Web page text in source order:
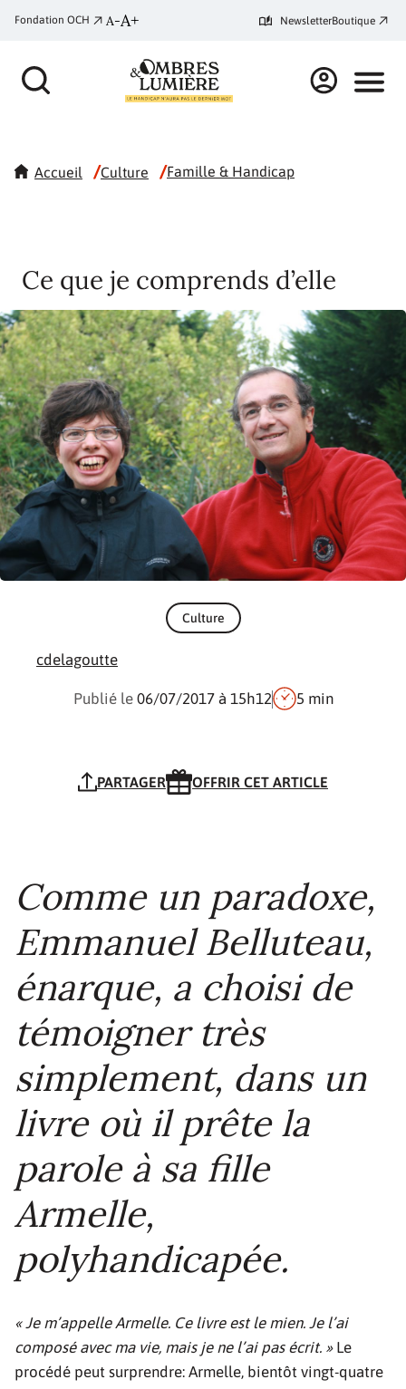
Fondation OCH A-A+ NewsletterBoutique
Accueil /Culture /Famille & Handicap
Ce que je comprends d’elle
Culture
cdelagoutte
Publié le 06/07/2017à 15h12 5 min
PARTAGER OFFRIR CET ARTICLE
Comme un paradoxe,
Emmanuel Belluteau,
énarque, a choisi de
témoigner très
simplement, dans un
livre où il prête la
parole à sa fille
Armelle,
polyhandicapée.
« Je m’appelle Armelle. Ce livre est le mien. Je l’ai
composé avec ma vie, mais je ne l’ai pas écrit. » Le
procédé peut surprendre: Armelle, bientôt vingt-quatre